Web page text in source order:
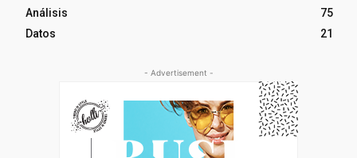
Análisis
75
Datos
21
- Advertisement -